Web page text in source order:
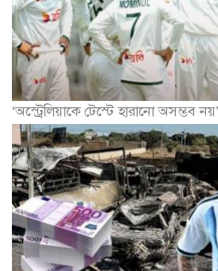
‘অস্ট্রেলিয়াকে টেস্টে হারানো অসম্ভব